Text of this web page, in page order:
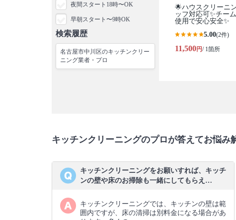
夜間スタート18時〜OK
早朝スタート〜9時OK
検索履歴
名古屋市中川区のキッチンクリー
ニング業者・プロ
🌟ハウスクリーニ
ッフ対応可✨チー
使用で安心安全✨
5.00(2件)
11,500円/ 1箇所
キッチンクリーニングのプロが答えてお悩み
キッチンクリーニングをお願いすれば、キッチ
ンの壁や床のお掃除も一緒にしてもらえ…
キッチンクリーニングでは、キッチンの壁は範
囲内ですが、床の清掃は別料金になる場合があ